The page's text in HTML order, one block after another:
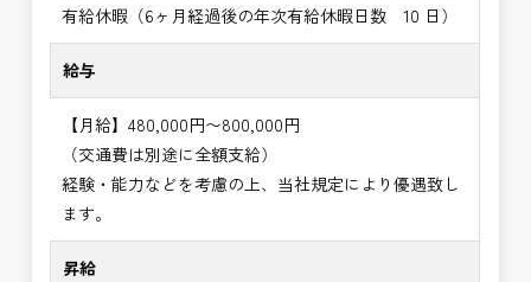
有給休暇（6ヶ月経過後の年次有給休暇日数 10 日）
給与
【月給】480,000円〜800,000円
（交通費は別途に全額支給）
経験・能力などを考慮の上、当社規定により優遇致し
ます。
昇給